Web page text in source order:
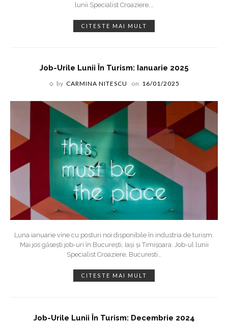
lunii Specialist Croaziere,
CITESTE MAI MULT
Job-Urile Lunii În Turism: Ianuarie 2025
by CARMINA NITESCU on 16/01/2025
Luna ianuarie vine cu posturi noi disponibile în industria de turism.
Mai jos găsești job-uri în București, Iași și Timișoara. Job-ul lunii
Specialist Croaziere, Bucuresti
CITESTE MAI MULT
Job-Urile Lunii În Turism: Decembrie 2024